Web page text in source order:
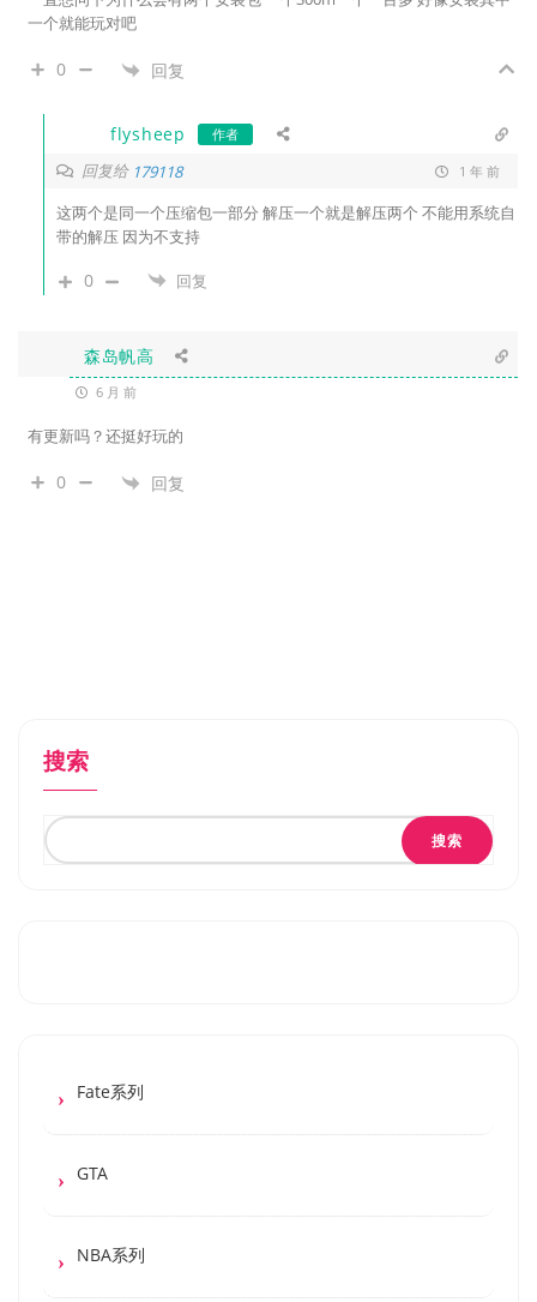
一个就能玩对吧
0 回复
flysheep 作者
回复给 179118 1 年 前
这两个是同一个压缩包一部分 解压一个就是解压两个 不能用系统自
带的解压 因为不支持
0 回复
森岛帆高
6 月 前
有更新吗？还挺好玩的
0 回复
搜索
搜索
Fate系列
GTA
NBA系列